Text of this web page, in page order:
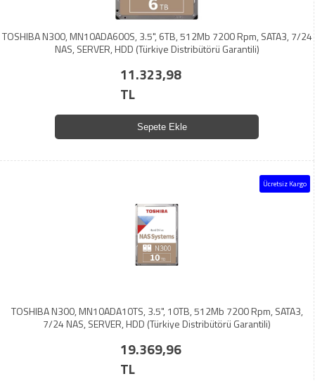
TOSHIBA N300, MN10ADA600S, 3.5", 6TB, 512Mb 7200 Rpm, SATA3, 7/24
NAS, SERVER, HDD (Türkiye Distribütörü Garantili)
11.323,98
TL
Sepete Ekle
Ücretsiz Kargo
TOSHIBA N300, MN10ADA10TS, 3.5", 10TB, 512Mb 7200 Rpm, SATA3,
7/24 NAS, SERVER, HDD (Türkiye Distribütörü Garantili)
19.369,96
TL